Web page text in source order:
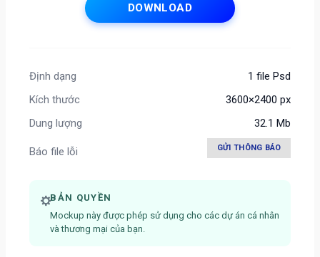
DOWNLOAD
Định dạng
1 file Psd
Kích thước
3600×2400 px
Dung lượng
32.1 Mb
Báo file lỗi GỬI THÔNG BÁO
BẢN QUYỀN
Mockup này được phép sử dụng cho các dự án cá nhân
và thương mại của bạn.